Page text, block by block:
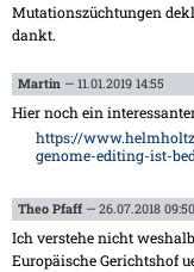
Mutationszüchtungen
dankt.
Martin — 11.01.2019 14:55
Hier noch ein
https://
genome-editing-ist-
Theo Pfaff — 26.07.2018 09:50
Ich verstehe nicht
Europäische Gerichtshof